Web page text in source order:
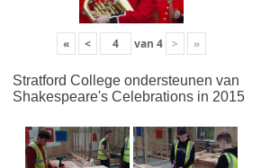
« < van 4 > »
Stratford College ondersteunen van
Shakespeare's Celebrations in 2015